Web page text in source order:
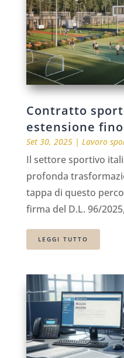
Contratto
estensione
Set 30, 2025| Lavoro
Il settore sportivo
profonda
tappa di questo
firma del D.L. 96/
LEGGI TUTTO